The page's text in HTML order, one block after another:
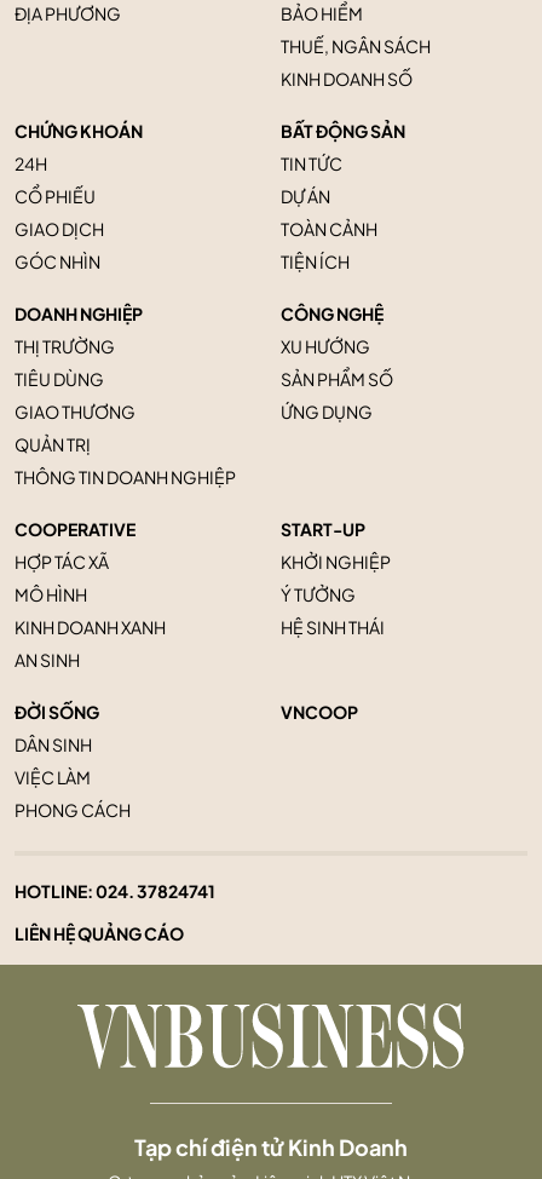
ĐỊA PHƯƠNG
BẢO HIỂM
THUẾ, NGÂN SÁCH
KINH DOANH SỐ
CHỨNG KHOÁN
24H
CỔ PHIẾU
GIAO DỊCH
GÓC NHÌN
BẤT ĐỘNG SẢN
TIN TỨC
DỰ ÁN
TOÀN CẢNH
TIỆN ÍCH
DOANH NGHIỆP
THỊ TRƯỜNG
TIÊU DÙNG
GIAO THƯƠNG
QUẢN TRỊ
THÔNG TIN DOANH NGHIỆP
CÔNG NGHỆ
XU HƯỚNG
SẢN PHẨM SỐ
ỨNG DỤNG
COOPERATIVE
HỢP TÁC XÃ
MÔ HÌNH
KINH DOANH XANH
AN SINH
START-UP
KHỞI NGHIỆP
Ý TƯỞNG
HỆ SINH THÁI
ĐỜI SỐNG
DÂN SINH
VIỆC LÀM
PHONG CÁCH
VNCOOP
HOTLINE:024. 37824741
LIÊN HỆ QUẢNG CÁO
Tạp chí điện tử Kinh Doanh